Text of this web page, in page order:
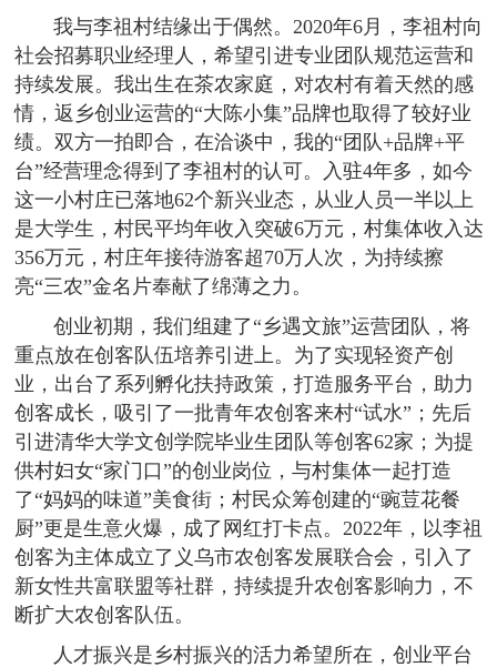
我与李祖村结缘出于偶然。2020年6月，李祖村向
社会招募职业经理人，希望引进专业团队规范运营和
持续发展。我出生在茶农家庭，对农村有着天然的感
情，返乡创业运营的“大陈小集”品牌也取得了较好业
绩。双方一拍即合，在洽谈中，我的“团队+品牌+平
台”经营理念得到了李祖村的认可。入驻4年多，如今
这一小村庄已落地62个新兴业态，从业人员一半以上
是大学生，村民平均年收入突破6万元，村集体收入达
356万元，村庄年接待游客超70万人次，为持续擦
亮“三农”金名片奉献了绵薄之力。
创业初期，我们组建了“乡遇文旅”运营团队，将
重点放在创客队伍培养引进上。为了实现轻资产创
业，出台了系列孵化扶持政策，打造服务平台，助力
创客成长，吸引了一批青年农创客来村“试水”；先后
引进清华大学文创学院毕业生团队等创客62家；为提
供村妇女“家门口”的创业岗位，与村集体一起打造
了“妈妈的味道”美食街；村民众筹创建的“豌荳花餐
厨”更是生意火爆，成了网红打卡点。2022年，以李祖
创客为主体成立了义乌市农创客发展联合会，引入了
新女性共富联盟等社群，持续提升农创客影响力，不
断扩大农创客队伍。
人才振兴是乡村振兴的活力希望所在，创业平台